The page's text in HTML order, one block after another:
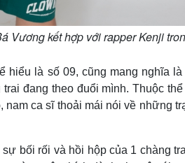
Vương kết hợp với rapper Kenji
hiểu là số 09, cũng mang nghĩa
đang theo đuổi mình. Thuộc
ca sĩ thoải mái nói về những
bối rối và hồi hộp của 1 chàng